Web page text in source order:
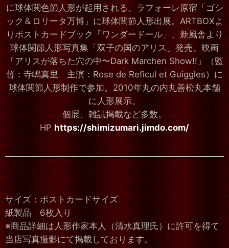
に球体関色節人形が起用される。ラフォーレ原宿「ゴシ
ック＆ロリータ万博」に球体関節人形出展。ARTBOXよ
りポストカードブック「ワンダードール」、新風舎より
球体関節人形写真集「双子の国のアリス」発売。映画
「アリスが落ちた穴の中〜Dark Marchen Show!!」（監
督：寺嶋真里 主演：Rose de Reficul et Guiggles）に
球体関節人形制作で参加。2010年丸の内丸善松丸本舗
に人形展示。
個展、雑誌掲載など多数。
HP https://shimizumari.jimdo.com/
サイズ：ポストカードサイズ
紙製品 6枚入り
※商品詳細は人形作家本人（清水真理氏）に許可を得て
当店写真撮影にて掲載しております。